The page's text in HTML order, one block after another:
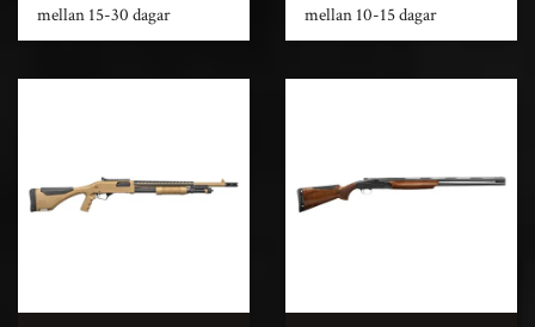
mellan 15-30 dagar
mellan 10-15 dagar